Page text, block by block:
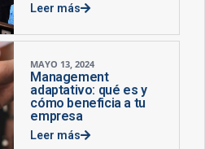
Leer más
MAYO 13, 2024
Management
adaptativo: qué es y
cómo beneficia a tu
empresa
Leer más